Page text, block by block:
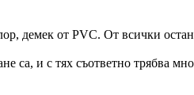
демек от PVC. От всички
са, и с тях съответно трябва